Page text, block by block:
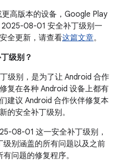
高版本的设备，Google Play
08-01 安全补丁级别一
全更新，请查看这篇文章。
级别？
级别，是为了让 Android 合作
复在各种 Android 设备上都有
建议 Android 合作伙伴修复本
的安全补丁级别。
08-01 这一安全补丁级别，
级别涵盖的所有问题以及之前
问题的修复程序。